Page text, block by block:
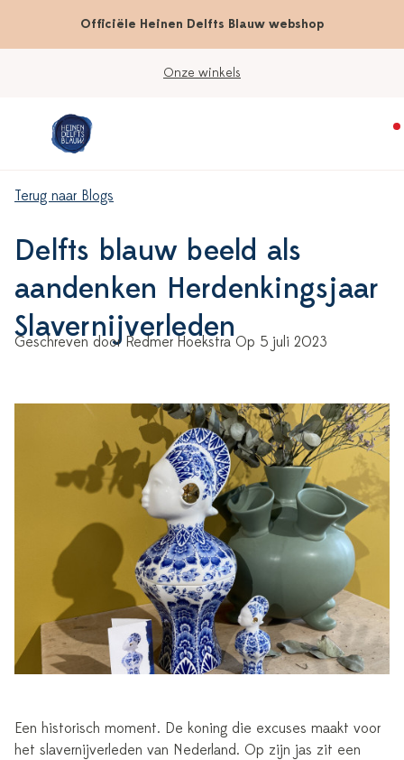
Officiële Heinen Delfts Blauw webshop
Onze winkels
Terug naar Blogs
Delfts blauw beeld als
aandenken Herdenkingsjaar
Slavernijverleden
Geschreven door Redmer Hoekstra Op 5 juli 2023
Een historisch moment. De koning die excuses maakt voor
het slavernijverleden van Nederland. Op zijn jas zit een